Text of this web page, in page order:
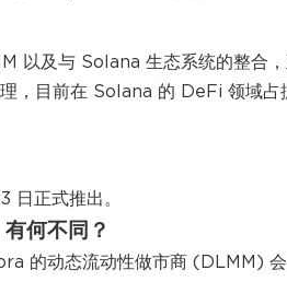
以及与 Solana 生态系统的整合
，目前在 Solana 的 DeFi 领域占
日正式推出。
何不同？
的动态流动性做市商 (DLMM)